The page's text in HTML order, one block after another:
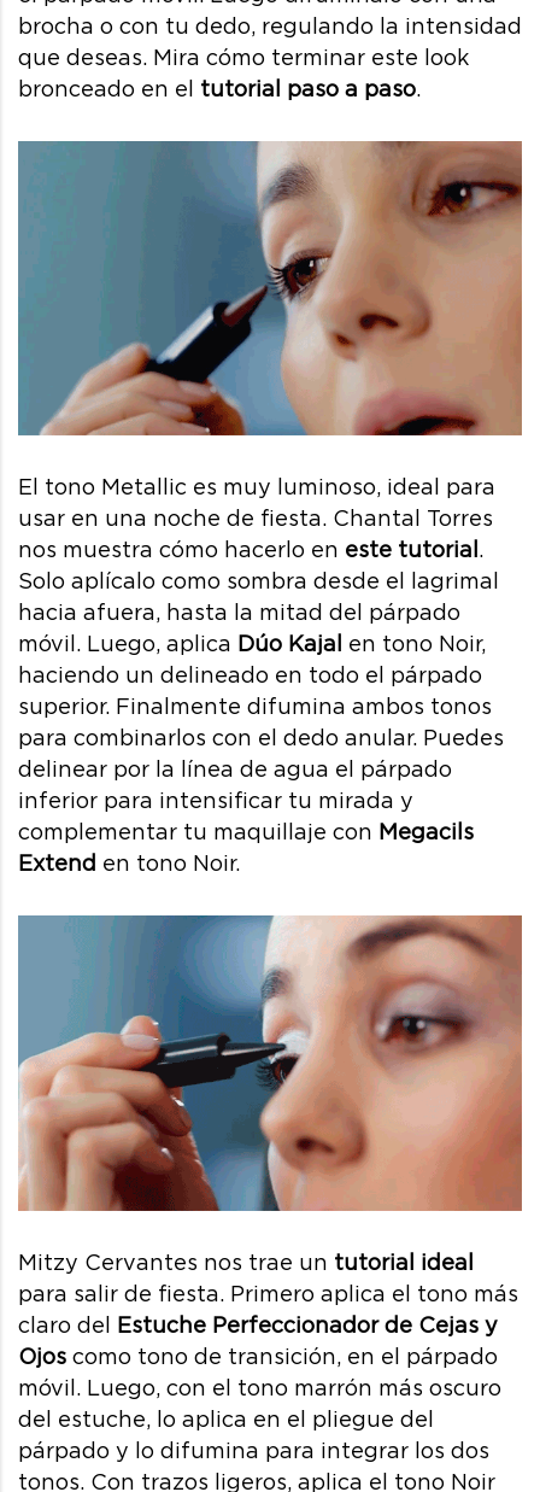
brocha o con tu dedo, regulando la intensidad
que deseas. Mira cómo terminar este look
bronceado en el tutorial paso a paso.
El tono Metallic es muy luminoso, ideal para
usar en una noche de fiesta. Chantal Torres
nos muestra cómo hacerlo en este tutorial .
Solo aplícalo como sombra desde el lagrimal
hacia afuera, hasta la mitad del párpado
móvil. Luego, aplica Dúo Kajal en tono Noir,
haciendo un delineado en todo el párpado
superior. Finalmente difumina ambos tonos
para combinarlos con el dedo anular. Puedes
delinear por la línea de agua el párpado
inferior para intensificar tu mirada y
complementar tu maquillaje con Megacils
Extend en tono Noir.
Mitzy Cervantes nos trae un tutorial ideal
para salir de fiesta. Primero aplica el tono más
claro del Estuche Perfeccionador de Cejas y
Ojos como tono de transición, en el párpado
móvil. Luego, con el tono marrón más oscuro
del estuche, lo aplica en el pliegue del
párpado y lo difumina para integrar los dos
tonos. Con trazos ligeros, aplica el tono Noir